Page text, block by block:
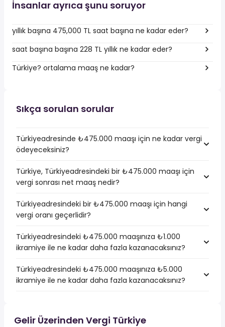
İnsanlar ayrıca şunu soruyor
yıllık başına 475,000 TL saat başına ne kadar eder?
saat başına başına 228 TL yıllık ne kadar eder?
Türkiye? ortalama maaş ne kadar?
Sıkça sorulan sorular
Türkiyeadresinde ₺475.000 maaşı için ne kadar vergi
ödeyeceksiniz?
Türkiye, Türkiyeadresindeki bir ₺475.000 maaşı için
vergi sonrası net maaş nedir?
Türkiyeadresindeki bir ₺475.000 maaşı için hangi
vergi oranı geçerlidir?
Türkiyeadresindeki ₺475.000 maaşınıza ₺1.000
ikramiye ile ne kadar daha fazla kazanacaksınız?
Türkiyeadresindeki ₺475.000 maaşınıza ₺5.000
ikramiye ile ne kadar daha fazla kazanacaksınız?
Gelir Üzerinden Vergi Türkiye